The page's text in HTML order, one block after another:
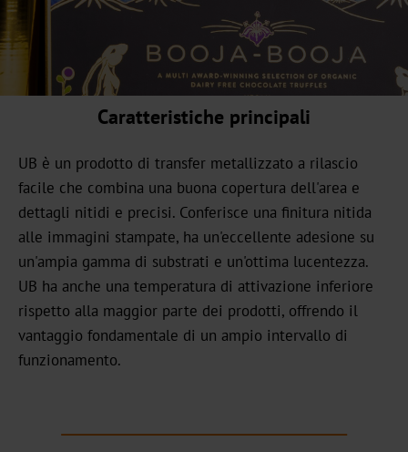
verdi
Produzione
sostenibile
Conformità
Riciclaggio
L'innovazione
Carriera
Notizie
Portale
di
notizie
di
Caratteristiche principali
UB è un prodotto di transfer metallizzato a rilascio
facile che combina una buona copertura dell'area e
dettagli nitidi e precisi. Conferisce una finitura nitida
alle immagini stampate, ha un'eccellente adesione su
un'ampia gamma di substrati e un'ottima lucentezza.
UB ha anche una temperatura di attivazione inferiore
rispetto alla maggior parte dei prodotti, offrendo il
vantaggio fondamentale di un ampio intervallo di
funzionamento.